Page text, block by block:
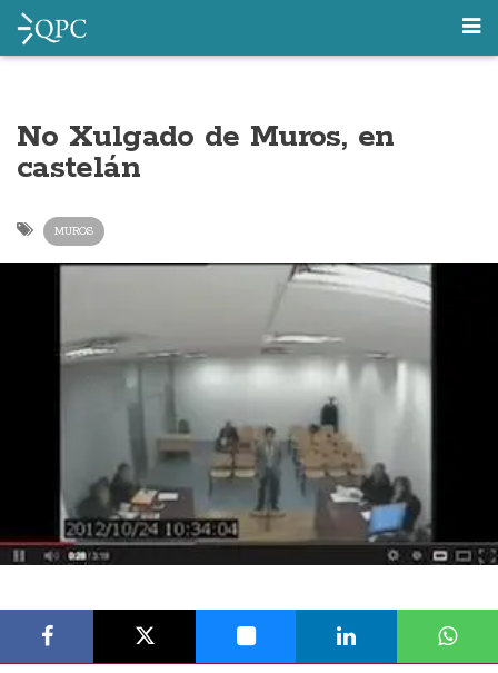
No Xulgado de Muros, en
castelán
MUROS